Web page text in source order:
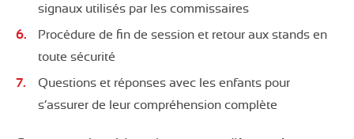
signaux utilisés par les commissaires
Procédure de fin de session et retour aux stands en
toute sécurité
Questions et réponses avec les enfants pour
s’assurer de leur compréhension complète